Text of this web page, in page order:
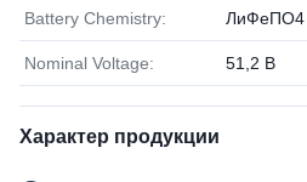
Battery Chemistry: ЛиФеПО4
Nominal Voltage: 51,2 В
Характер продукции